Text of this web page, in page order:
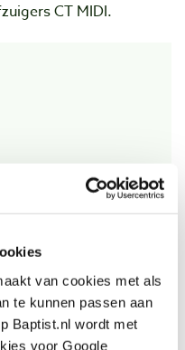
van cookies met als
te kunnen passen aan
Baptist.nl wordt met
voor Google
CT MIDI.
CT MIDI